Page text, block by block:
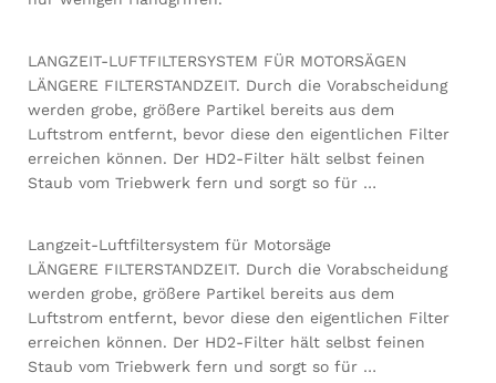
LANGZEIT-LUFTFILTERSYSTEM FÜR MOTORSÄGEN
LÄNGERE FILTERSTANDZEIT. Durch die Vorabscheidung
werden grobe, größere Partikel bereits aus dem
Luftstrom entfernt, bevor diese den eigentlichen Filter
erreichen können. Der HD2-Filter hält selbst feinen
Staub vom Triebwerk fern und sorgt so für …
Langzeit-Luftfiltersystem für Motorsäge
LÄNGERE FILTERSTANDZEIT. Durch die Vorabscheidung
werden grobe, größere Partikel bereits aus dem
Luftstrom entfernt, bevor diese den eigentlichen Filter
erreichen können. Der HD2-Filter hält selbst feinen
Staub vom Triebwerk fern und sorgt so für …